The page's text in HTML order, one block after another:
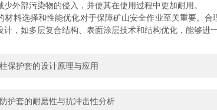
外部污染物的侵入，并使其在使用过程中更加耐用。
选择和性能优化对于保障矿山安全作业至关重要。合
计，如多层复合结构、表面涂层技术和结构优化，能够
保护套的设计原理与应用
护套的耐磨性与抗冲击性分析